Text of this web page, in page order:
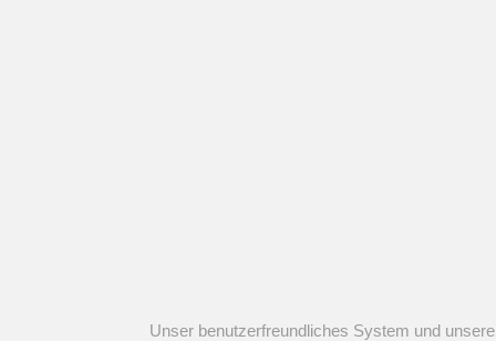
Unser benutzerfreundliches System und unsere